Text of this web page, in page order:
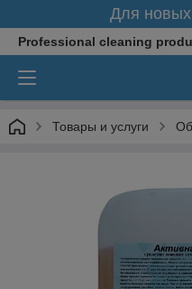
Для
Professional cleaning
Товары и услуги